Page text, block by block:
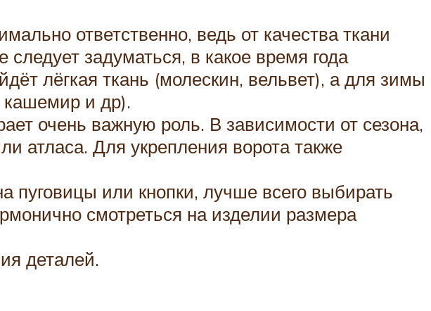
ответственно, ведь от качества ткани
задуматься, в какое время года
лёгкая ткань (молескин, вельвет), а для зимы
кашемир и др).
очень важную роль. В зависимости от сезона,
атласа. Для укрепления ворота также
пуговицы или кнопки, лучше всего выбирать
смотреться на изделии размера
деталей.